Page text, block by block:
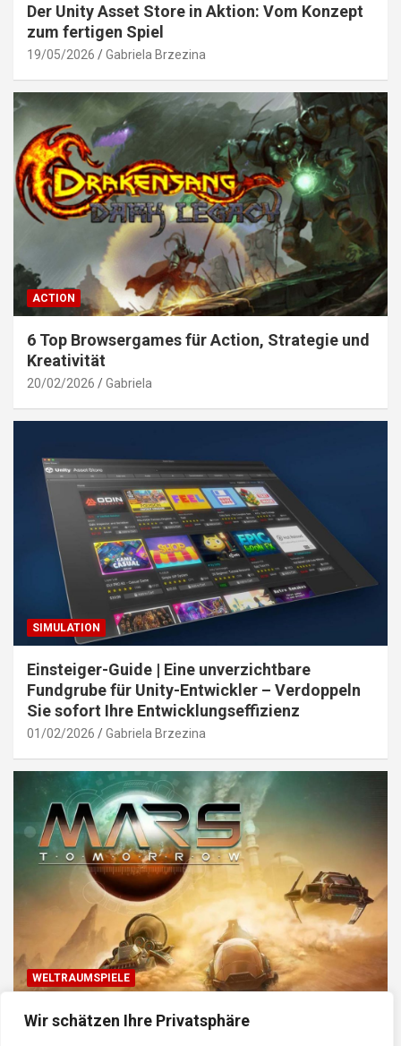
Wir schätzen Ihre Privatsphäre
Der Unity Asset Store in Aktion: Vom Konzept
zum fertigen Spiel
19/05/2026 Gabriela Brzezina
ACTION
6 Top Browsergames für Action, Strategie und
Kreativität
20/02/2026 Gabriela
SIMULATION
Einsteiger-Guide | Eine unverzichtbare
Fundgrube für Unity-Entwickler – Verdoppeln
Sie sofort Ihre Entwicklungseffizienz
01/02/2026 Gabriela Brzezina
WELTRAUMSPIELE
Top Weltraum-Browser-Spiele: Erkunde, baue